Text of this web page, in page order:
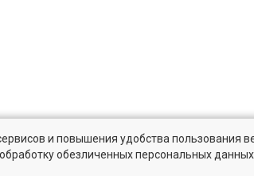
1 reklama@bn.ru
и повышения удобства пользования
обезличенных персональных данных.